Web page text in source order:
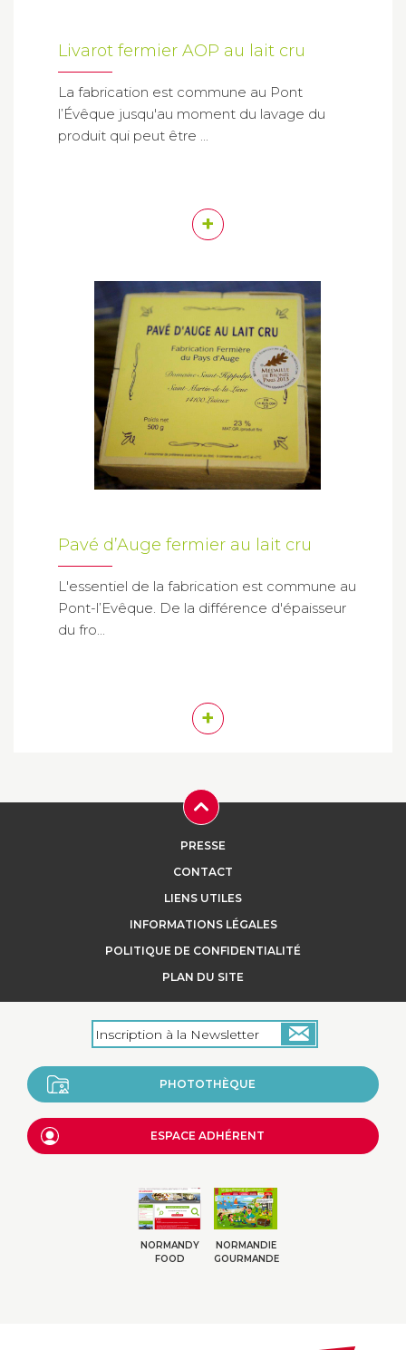
Livarot fermier AOP au lait cru
La fabrication est commune au Pont
l’Évêque jusqu'au moment du lavage du
produit qui peut être ...
+
Pavé d’Auge fermier au lait cru
L'essentiel de la fabrication est commune au
Pont-l’Evêque. De la différence d'épaisseur
du fro...
+
PRESSE
CONTACT
LIENS UTILES
INFORMATIONS LÉGALES
POLITIQUE DE CONFIDENTIALITÉ
PLAN DU SITE
PHOTOTHÈQUE
ESPACE ADHÉRENT
NORMANDY
FOOD
NORMANDIE
GOURMANDE